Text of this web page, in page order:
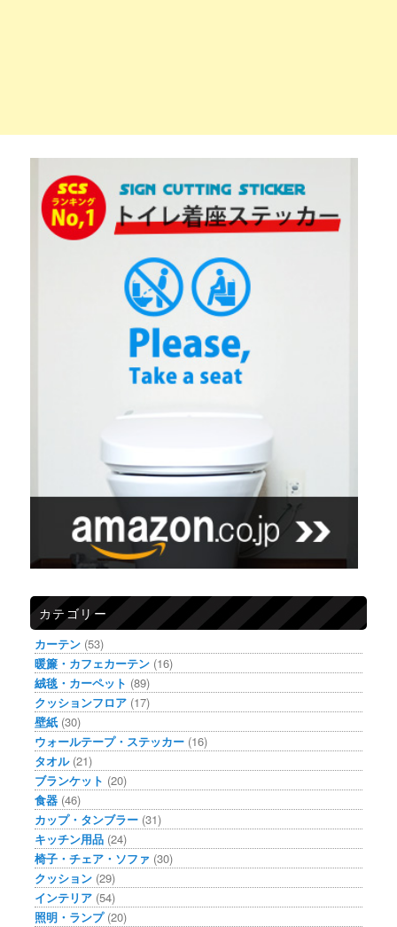
カテゴリー
カーテン (53)
暖簾・カフェカーテン (16)
絨毯・カーペット (89)
クッションフロア (17)
壁紙 (30)
ウォールテープ・ステッカー (16)
タオル(21)
ブランケット (20)
食器 (46)
カップ・タンブラー (31)
キッチン用品 (24)
椅子・チェア・ソファ (30)
クッション (29)
インテリア (54)
照明・ランプ(20)